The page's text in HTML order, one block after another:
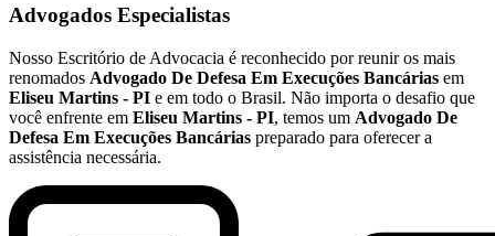
Advogados Especialistas
Nosso Escritório de Advocacia é reconhecido por reunir os mais
renomados Advogado De Defesa Em Execuções Bancárias em
Eliseu Martins - PI e em todo o Brasil. Não importa o desafio que
você enfrente em Eliseu Martins - PI, temos um Advogado De
Defesa Em Execuções Bancárias preparado para oferecer a
assistência necessária.